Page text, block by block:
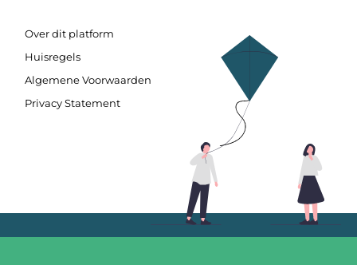
Over dit platform
Huisregels
Algemene Voorwaarden
Privacy Statement